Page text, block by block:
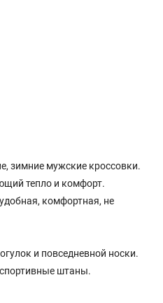
зимние мужские кроссовки.
тепло и комфорт.
комфортная, не
и повседневной носки.
штаны.